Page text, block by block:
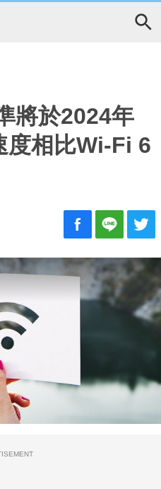
將於2024年
度相比Wi-Fi 6